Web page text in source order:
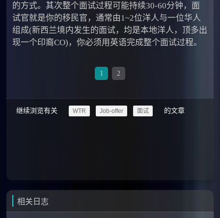
的方式。其次整个面试过程可能持续30-60分钟，面
试官就是你的移民官，通常由1~2位洋人与一位华人
组成(新西兰境内发生的面试，均是本地洋人，顶多出
现一个印裔CO)，你必须用英语完成整个面试过程。
1 2
继续浏览有关 WTR Job-offer 面试 的文章
相关日志